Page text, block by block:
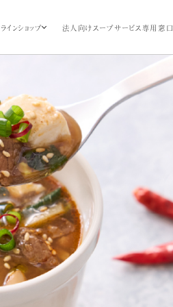
インショップ 法人向けスープサービス専用窓口